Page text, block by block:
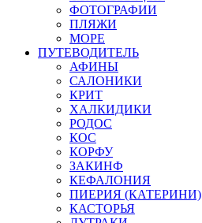
ФОТОГРАФИИ
ПЛЯЖИ
МОРЕ
ПУТЕВОДИТЕЛЬ
АФИНЫ
САЛОНИКИ
КРИТ
ХАЛКИДИКИ
РОДОС
КОС
КОРФУ
ЗАКИНФ
КЕФАЛОНИЯ
ПИЕРИЯ (КАТЕРИНИ)
КАСТОРЬЯ